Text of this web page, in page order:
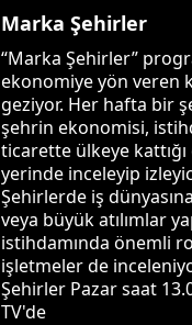
Marka Şehirler
“Marka Şehirler”
ekonomiye yön veren
geziyor. Her hafta bir
şehrin ekonomisi,
ticarette ülkeye
yerinde inceleyip
Şehirlerde iş
veya büyük atılımlar
istihdamında önemli
işletmeler de
Şehirler Pazar saat
TV'de